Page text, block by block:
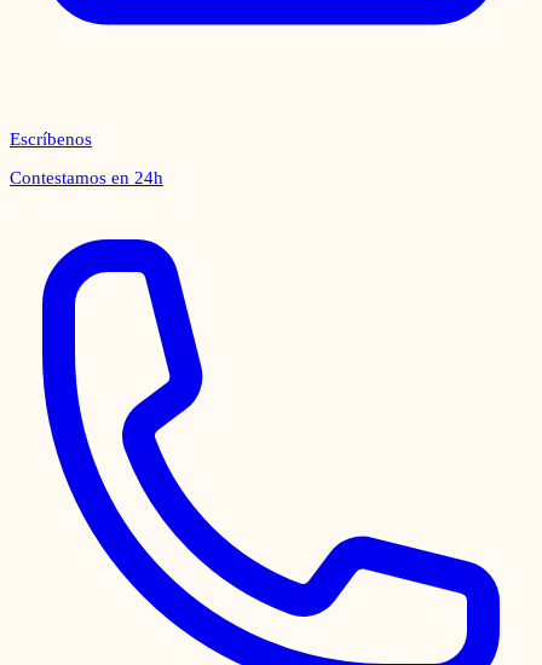
Escríbenos
Contestamos en 24h